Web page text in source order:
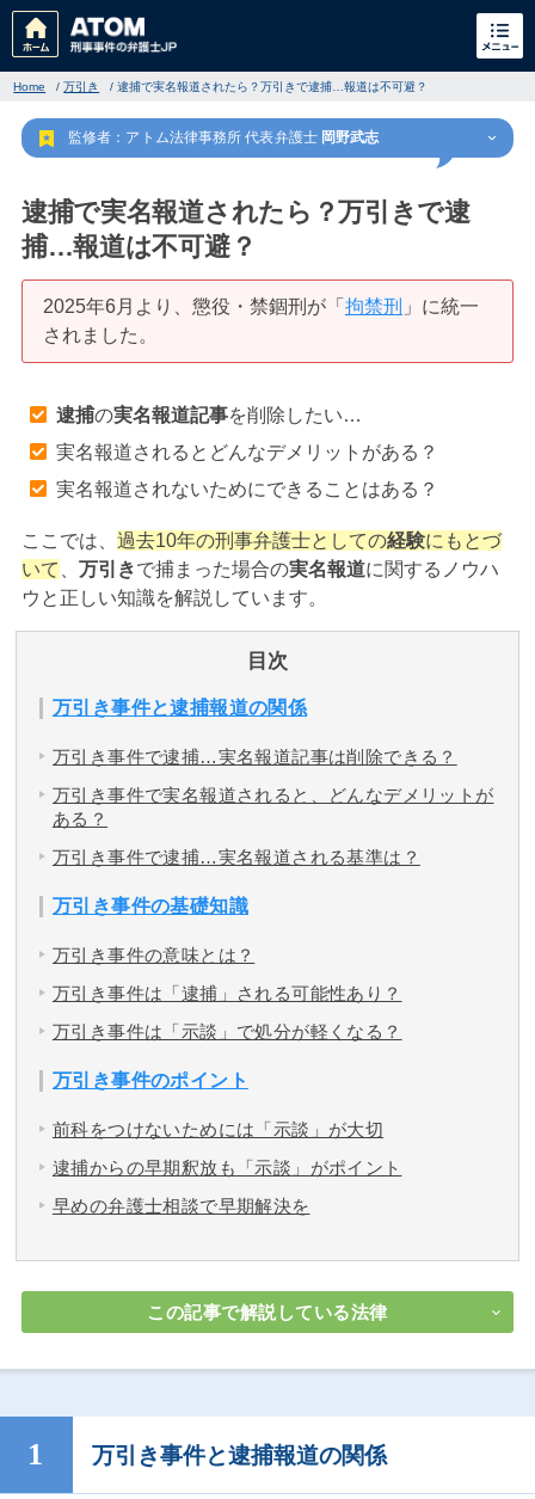
刑事事件 でお困りの方
刑事事件の無料相談
アトムについて知りたい方
アクセス
ご依頼者からのお手紙
無料相談の口コミ評判
Home /万引き /逮捕で実名報道されたら？万引きで逮捕…報道は不可避？
監修者：アトム法律事務所 代表弁護士 岡野武志
逮捕で実名報道されたら？万引きで逮
捕…報道は不可避？
2025年6月より、懲役・禁錮刑が「 拘禁刑 」に統一
されました。
逮捕の実名報道記事を削除したい…
実名報道されるとどんなデメリットがある？
実名報道されないためにできることはある？
ここでは、 過去10年の刑事弁護士としての経験にもとづ
いて
万引きで捕まった場合の実名報道に関するノウハ
ウと正しい知識を解説しています。
目次
万引き事件と逮捕報道の関係
万引き事件で逮捕…実名報道記事は削除できる？
万引き事件で実名報道されると、どんなデメリットが
ある？
万引き事件で逮捕…実名報道される基準は？
万引き事件の基礎知識
万引き事件の意味とは？
万引き事件は「逮捕」される可能性あり？
万引き事件は「示談」で処分が軽くなる？
万引き事件のポイント
前科をつけないためには「示談」が大切
逮捕からの早期釈放も「示談」がポイント
早めの弁護士相談で早期解決を
この記事で解説している法律
万引き事件と逮捕報道の関係